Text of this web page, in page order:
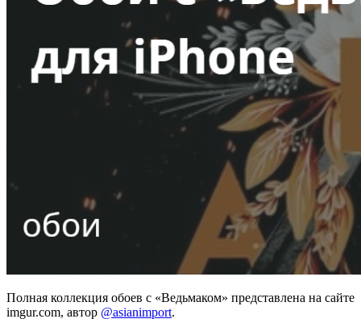
Полная коллекция обоев с «Ведьмаком» представлена на сайте
imgur.com, автор @asianimport.